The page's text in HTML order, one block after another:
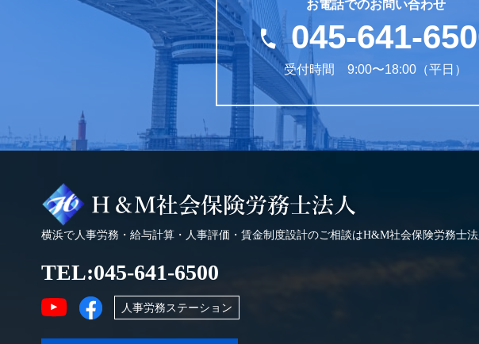
お電話でのお問い合わせ
045-641-
受付時間 9:00〜18:00（平日）
横浜で人事労務・給与計算・人事評価・賃金制度設計のご相談はH&M社会保険労務士
TEL:045-641-6500
人事労務ステーション